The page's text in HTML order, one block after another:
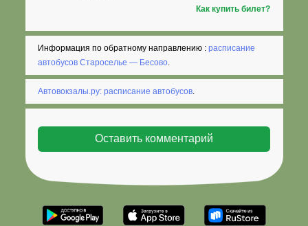
Как купить билет?
Информация по обратному направлению :расписание
автобусов Староселье — Бесово
Автовокзалы.ру: расписание автобусов.